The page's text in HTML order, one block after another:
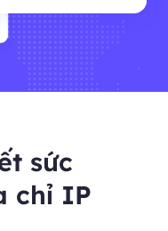
sức
chỉ IP